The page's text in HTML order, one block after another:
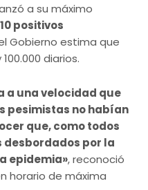
a su máximo
positivos
Gobierno estima que
diarios.
a una velocidad que
pesimistas no habían
que, como todos
desbordados por la
epidemia», reconoció
horario de máxima